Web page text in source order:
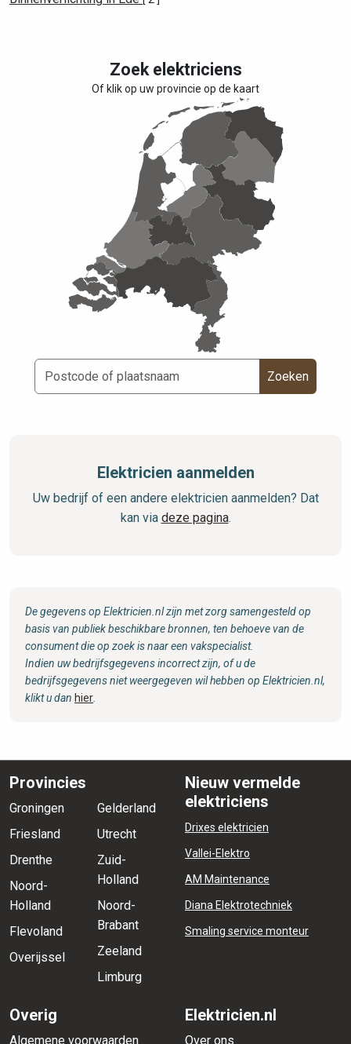
Zoek elektriciens
Of klik op uw provincie op de kaart
Zoeken
Elektricien aanmelden
Uw bedrijf of een andere elektricien aanmelden? Dat
kan via deze pagina.
De gegevens op Elektricien.nl zijn met zorg samengesteld op
basis van publiek beschikbare bronnen, ten behoeve van de
consument die op zoek is naar een vakspecialist.
Indien uw bedrijfsgegevens incorrect zijn, of u de
bedrijfsgegevens niet weergegeven wil hebben op Elektricien.nl,
klikt u dan hier
Provincies
Groningen
Friesland
Drenthe
Noord-
Holland
Flevoland
Overijssel
Gelderland
Utrecht
Zuid-
Holland
Noord-
Brabant
Zeeland
Limburg
Nieuw vermelde
elektriciens
Drixes elektricien
Vallei-Elektro
AM Maintenance
Diana Elektrotechniek
Smaling service monteur
Overig
Algemene voorwaarden
Elektricien.nl
Over ons